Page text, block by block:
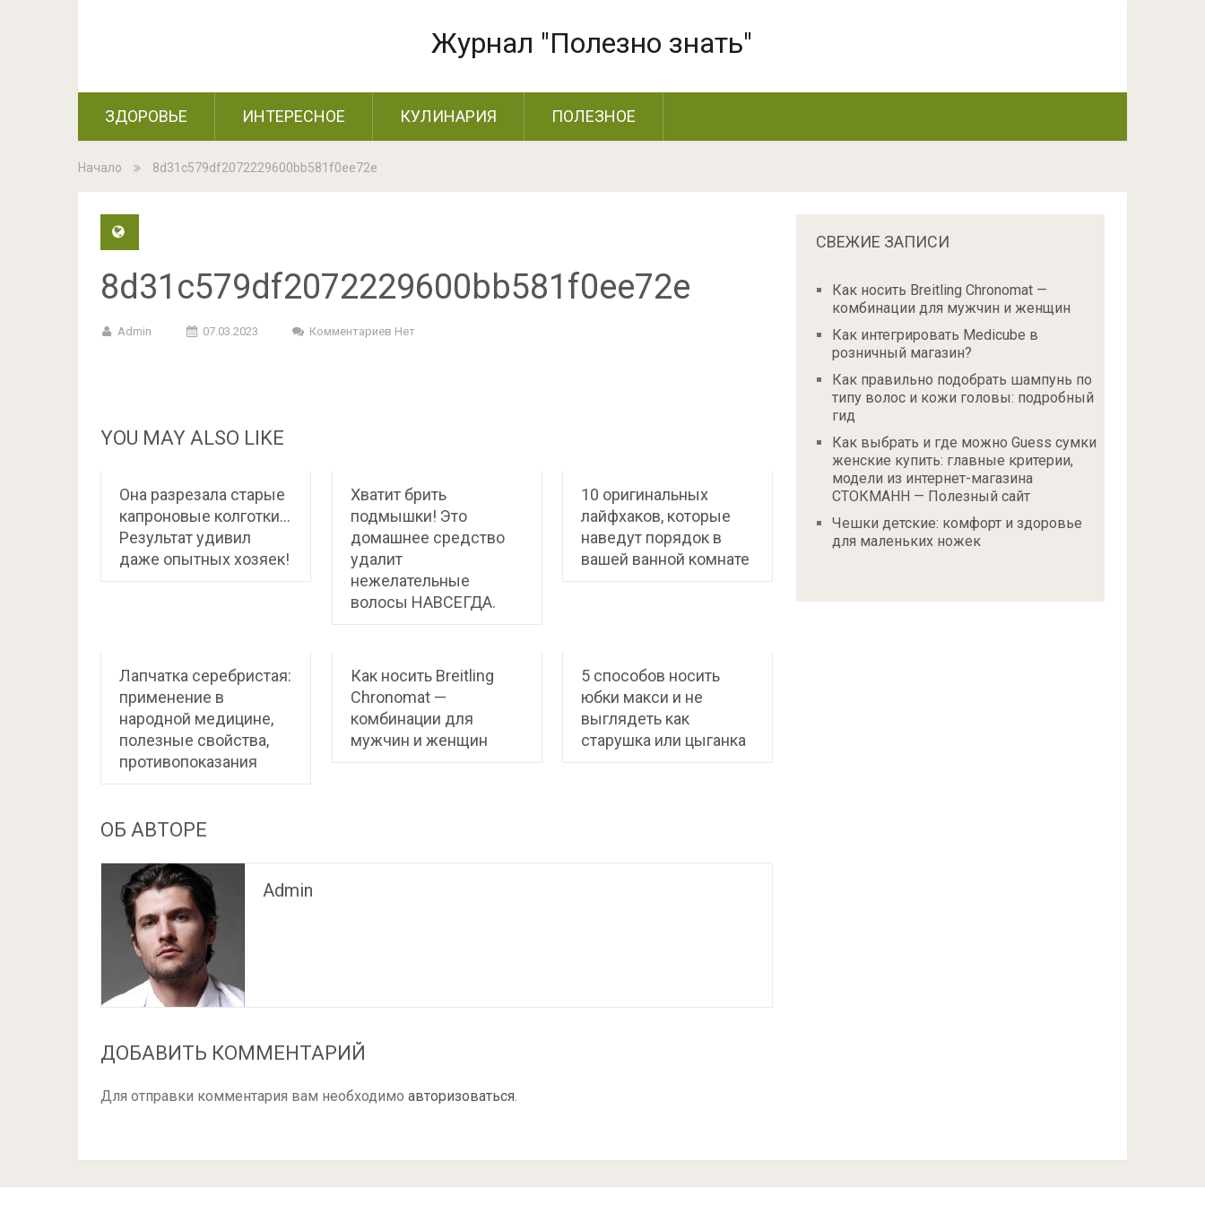
Журнал "Полезно знать"
ЗДОРОВЬЕ ИНТЕРЕСНОЕ КУЛИНАРИЯ ПОЛЕЗНОЕ
Начало 8d31c579df2072229600bb581f0ee72e
8d31c579df2072229600bb581f0ee72e
Admin 07.03.2023 Комментариев Нет
YOU MAY ALSO LIKE
Она разрезала старые
капроновые колготки…
Результат удивил
даже опытных хозяек!
Хватит брить
подмышки! Это
домашнее средство
удалит
нежелательные
волосы НАВСЕГДА.
10 оригинальных
лайфхаков, которые
наведут порядок в
вашей ванной комнате
Лапчатка серебристая:
применение в
народной медицине,
полезные свойства,
противопоказания
Как носить Breitling
Chronomat —
комбинации для
мужчин и женщин
5 способов носить
юбки макси и не
выглядеть как
старушка или цыганка
ОБ АВТОРЕ
Admin
ДОБАВИТЬ КОММЕНТАРИЙ
Для отправки комментария вам необходимо авторизоваться.
СВЕЖИЕ ЗАПИСИ
Как носить Breitling Chronomat —
комбинации для мужчин и женщин
Как интегрировать Medicube в
розничный магазин?
Как правильно подобрать шампунь по
типу волос и кожи головы: подробный
гид
Как выбрать и где можно Guess сумки
женские купить: главные критерии,
модели из интернет-магазина
СТОКМАНН — Полезный сайт
Чешки детские: комфорт и здоровье
для маленьких ножек